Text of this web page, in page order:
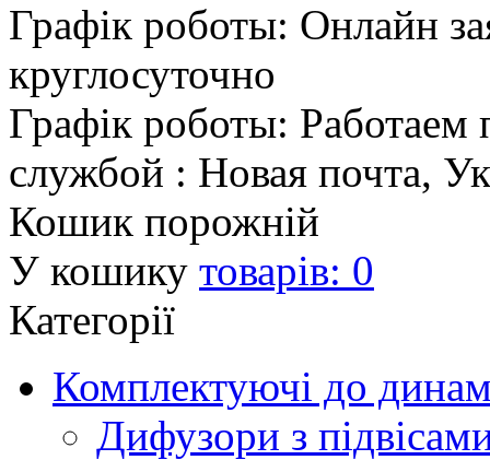
Графік роботы: Онлайн
круглосуточно
Графік роботы: Работаем
службой : Новая почта,
Кошик порожній
У кошику товарів: 0
Категорії
Комплектуючі до
Дифузори з